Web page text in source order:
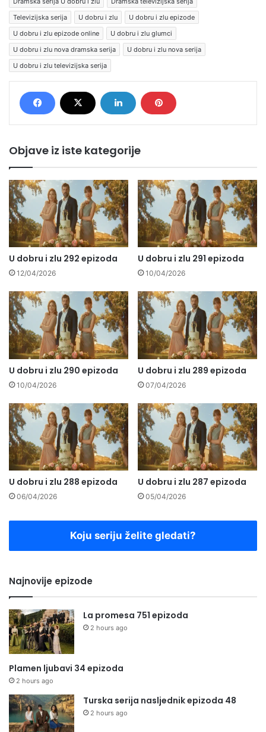
Televizijska serija
U dobru i zlu
U dobru i zlu epizode
U dobru i zlu epizode online
U dobru i zlu glumci
U dobru i zlu nova dramska serija
U dobru i zlu nova serija
U dobru i zlu televizijska serija
Objave iz iste kategorije
U dobru i zlu 292 epizoda
12/04/2026
U dobru i zlu 291 epizoda
10/04/2026
U dobru i zlu 290 epizoda
10/04/2026
U dobru i zlu 289 epizoda
07/04/2026
U dobru i zlu 288 epizoda
06/04/2026
U dobru i zlu 287 epizoda
05/04/2026
Koju seriju želite gledati?
Najnovije epizode
La promesa 751 epizoda
2 hours ago
Plamen ljubavi 34 epizoda
2 hours ago
Turska serija nasljednik epizoda 48
2 hours ago